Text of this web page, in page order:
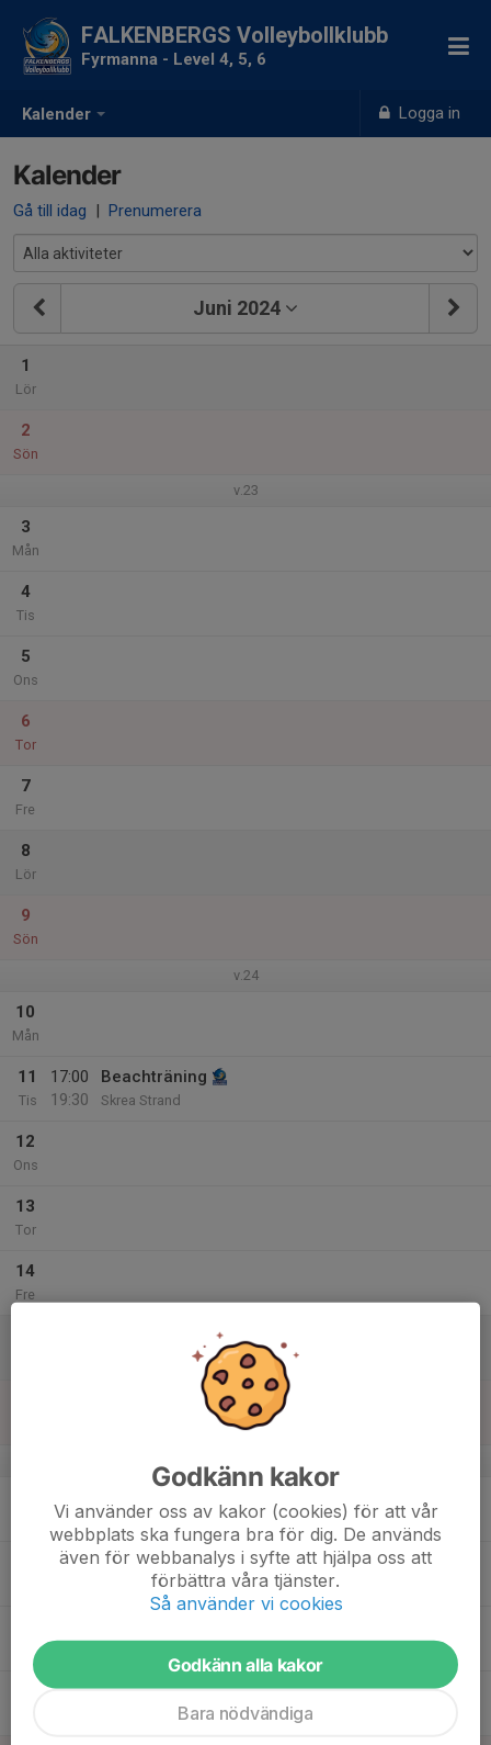
Kalender Logga in
FALKENBERGS Volleybollklubb
Fyrmanna - Level 4, 5, 6
Kalender
Gå till idag | Prenumerera
Juni 2024
1
Lör
2
Sön
v.23
3
Mån
4
Tis
5
Ons
6
Tor
7
Fre
8
Lör
9
Sön
v.24
10
Mån
11
Tis
17:00
19:30
Beachträning
Skrea Strand
12
Ons
13
Tor
14
Fre
17:00
Beachträning
Skrea Strand
Ons
Godkänn kakor
Vi använder oss av kakor (cookies) för att vår
webbplats ska fungera bra för dig. De används
även för webbanalys i syfte att hjälpa oss att
förbättra våra tjänster.
Så använder vi cookies
Godkänn alla kakor
Bara nödvändiga